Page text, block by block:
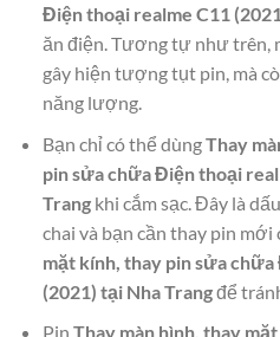
Điện thoại realme C11
ăn điện. Tương tự như trên,
gây hiện tượng tụt pin, mà
năng lượng.
Bạn chỉ có thể dùngThay
pin sửa chữa Điện thoại
Trangkhi cắm sạc. Đây là
chai và bạn cần thay pin mới
mặt kính, thay pin sửa
(2021) tại Nha Trangđể
Pin Thay màn hình, thay